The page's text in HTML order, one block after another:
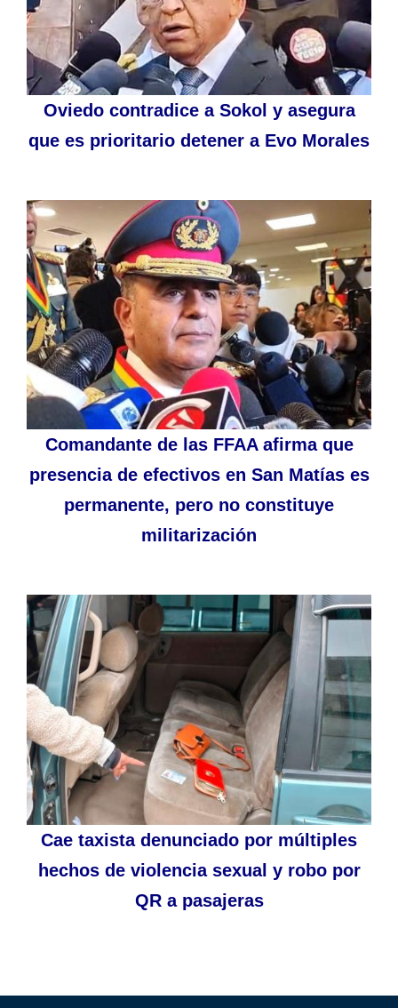
Oviedo contradice a Sokol y asegura
que es prioritario detener a Evo Morales
Comandante de las FFAA afirma que
presencia de efectivos en San Matías es
permanente, pero no constituye
militarización
Cae taxista denunciado por múltiples
hechos de violencia sexual y robo por
QR a pasajeras